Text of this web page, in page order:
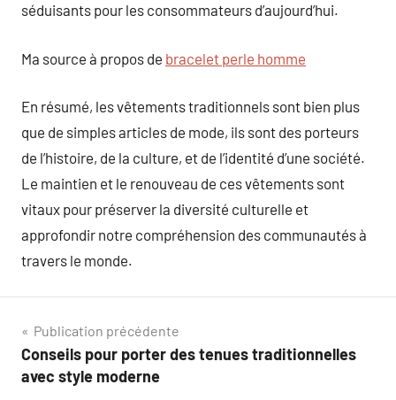
séduisants pour les consommateurs d’aujourd’hui.
Ma source à propos de bracelet perle homme
En résumé, les vêtements traditionnels sont bien plus
que de simples articles de mode, ils sont des porteurs
de l’histoire, de la culture, et de l’identité d’une société.
Le maintien et le renouveau de ces vêtements sont
vitaux pour préserver la diversité culturelle et
approfondir notre compréhension des communautés à
travers le monde.
Navigation
de
Publication précédente
Conseils pour porter des tenues traditionnelles
avec style moderne